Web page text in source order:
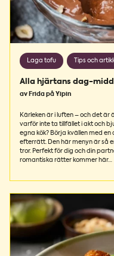
Laga tofu Tips och
Alla hjärtans dag-
av Frida på Yipin
Kärleken är i luften – och det är
varför inte ta tillfället i akt och
egna kök? Börja kvällen med
efterrätt. Den här menyn är så
tror. Perfekt för dig och din
romantiska rätter kommer här…